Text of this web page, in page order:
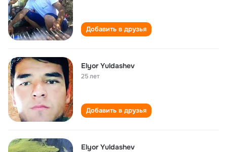
Добавить в друзья
Elyor Yuldashev
25 лет
Добавить в друзья
Elyor Yuldashev